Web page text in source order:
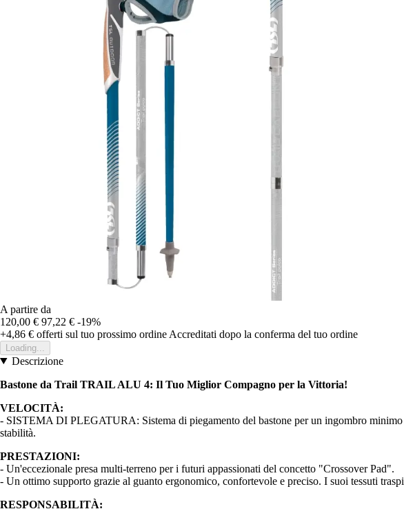
A partire da
120,00 € 97,22 € -19%
+4,86 € offerti sul tuo prossimo ordine Accreditati dopo la conferma del tuo ordine
Loading...
Descrizione
Bastone da Trail TRAIL ALU 4: Il Tuo Miglior Compagno per la Vittoria!
VELOCITÀ:
- SISTEMA DI PLEGATURA: Sistema di piegamento del bastone per un ingombro
stabilità.
PRESTAZIONI:
- Un'eccezionale presa multi-terreno per i futuri appassionati del concetto "Crossover Pad".
- Un ottimo supporto grazie al guanto ergonomico, confortevole e preciso. I suoi tessuti
RESPONSABILITÀ: